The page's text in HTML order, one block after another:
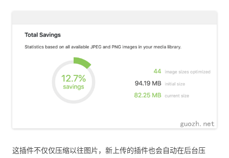
这插件不仅仅压缩以往图片，新上传的插件也会自动在后台压